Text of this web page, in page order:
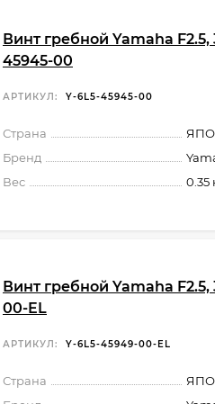
Винт гребной Yamaha F2.5,
45945-00
АРТИКУЛ: Y-6L5-45945-00
Страна
Бренд
Вес
0.35
Винт гребной Yamaha
00-EL
АРТИКУЛ: Y-6L5-45949-00-EL
Страна